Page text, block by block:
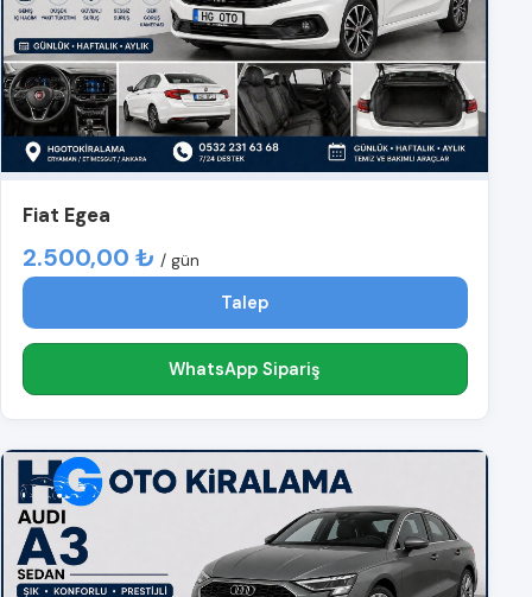
Fiat Egea
2.500,00 ₺ / gün
Talep
WhatsApp Sipariş